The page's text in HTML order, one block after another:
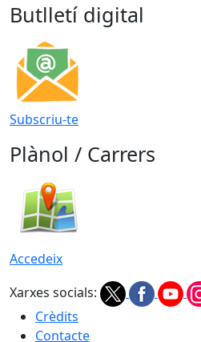
Butlletí digital
Subscriu-te
Plànol / Carrers
Accedeix
Xarxes socials:
Crèdits
Contacte